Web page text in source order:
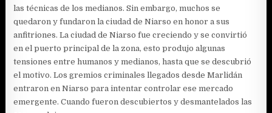
las técnicas de los medianos. Sin embargo, muchos se
quedaron y fundaron la ciudad de Niarso en honor a sus
anfitriones. La ciudad de Niarso fue creciendo y se convirtió
en el puerto principal de la zona, esto produjo algunas
tensiones entre humanos y medianos, hasta que se descubrió
el motivo. Los gremios criminales llegados desde Marlidán
entraron en Niarso para intentar controlar ese mercado
emergente. Cuando fueron descubiertos y desmantelados las